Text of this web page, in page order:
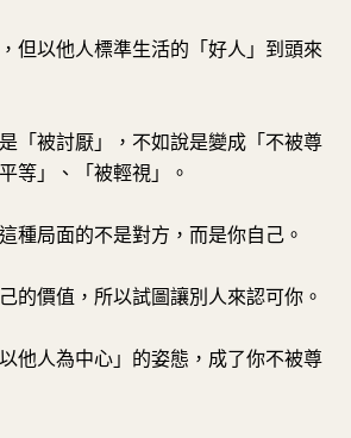
但以他人標準生活的「好人」到頭來
「被討厭」，不如說是變成「不被尊
等」、「被輕視」。
種局面的不是對方，而是你自己。
的價值，所以試圖讓別人來認可你。
他人為中心」的姿態，成了你不被尊